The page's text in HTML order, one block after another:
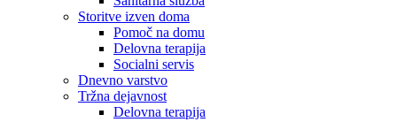
Storitve izven doma
Pomoč na domu
Delovna terapija
Socialni servis
Dnevno varstvo
Tržna dejavnost
Delovna terapija